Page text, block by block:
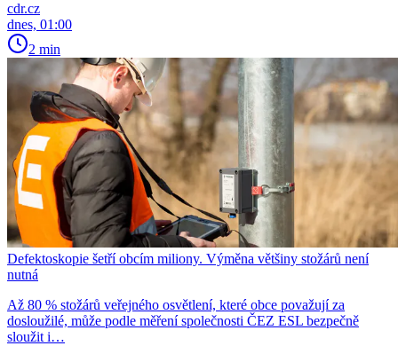
cdr.cz
dnes, 01:00
2 min
Defektoskopie šetří obcím miliony. Výměna většiny stožárů není
nutná
Až 80 % stožárů veřejného osvětlení, které obce považují za
dosloužilé, může podle měření společnosti ČEZ ESL bezpečně
sloužit i…